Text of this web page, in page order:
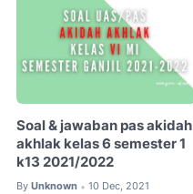
Soal & jawaban pas akidah
akhlak kelas 6 semester 1
k13 2021/2022
By Unknown • 10 Dec, 2021